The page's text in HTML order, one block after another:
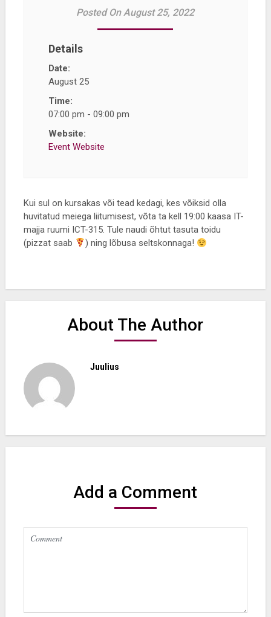
Posted On August 25, 2022
Details
Date:
August 25
Time:
07:00 pm - 09:00 pm
Website:
Event Website
Kui sul on kursakas või tead kedagi, kes võiksid olla
huvitatud meiega liitumisest, võta ta kell 19:00 kaasa IT-
majja ruumi ICT-315. Tule naudi õhtut tasuta toidu
(pizzat saab
) ning lõbusa seltskonnaga!
About The Author
Juulius
Add a Comment